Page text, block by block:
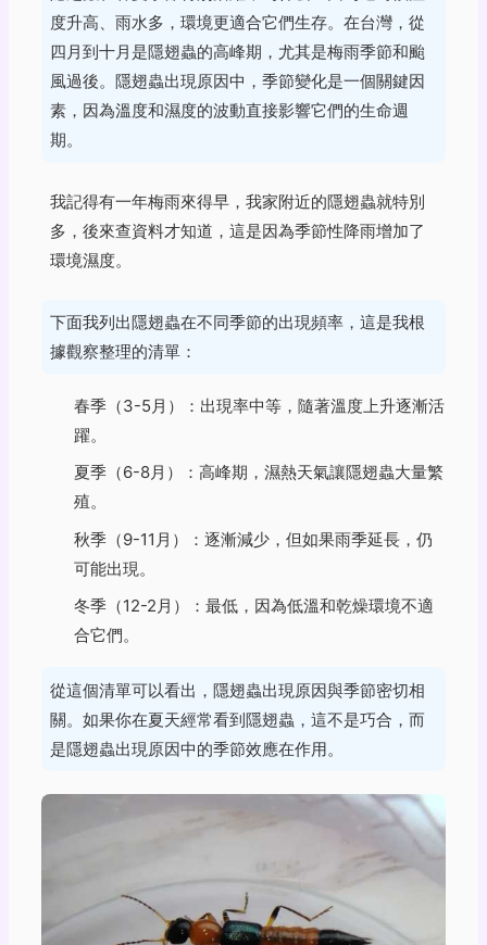
度升高、雨水多，環境更適合它們生存。在台灣，從
四月到十月是隱翅蟲的高峰期，尤其是梅雨季節和颱
風過後。隱翅蟲出現原因中，季節變化是一個關鍵因
素，因為溫度和濕度的波動直接影響它們的生命週
期。
我記得有一年梅雨來得早，我家附近的隱翅蟲就特別
多，後來查資料才知道，這是因為季節性降雨增加了
環境濕度。
下面我列出隱翅蟲在不同季節的出現頻率，這是我根
據觀察整理的清單：
春季（3-5月）：出現率中等，隨著溫度上升逐漸活
躍。
夏季（6-8月）：高峰期，濕熱天氣讓隱翅蟲大量繁
殖。
秋季（9-11月）：逐漸減少，但如果雨季延長，仍
可能出現。
冬季（12-2月）：最低，因為低溫和乾燥環境不適
合它們。
從這個清單可以看出，隱翅蟲出現原因與季節密切相
關。如果你在夏天經常看到隱翅蟲，這不是巧合，而
是隱翅蟲出現原因中的季節效應在作用。